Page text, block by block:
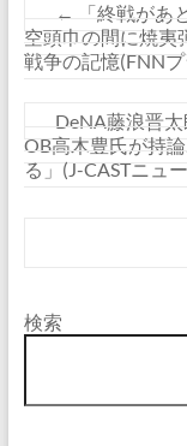
←
「終戦があ
空頭巾の間に焼夷
戦争の記憶(FNN
DeNA藤浪晋
OB高木豊氏が持
る」(J-CASTニュ
検索